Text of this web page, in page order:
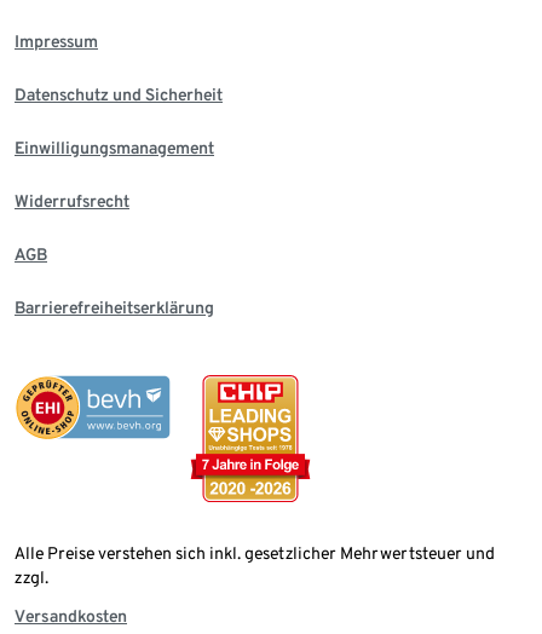
Impressum
Datenschutz und Sicherheit
Einwilligungsmanagement
Widerrufsrecht
AGB
Barrierefreiheitserklärung
Alle Preise verstehen sich inkl. gesetzlicher Mehrwertsteuer und
zzgl.
Versandkosten